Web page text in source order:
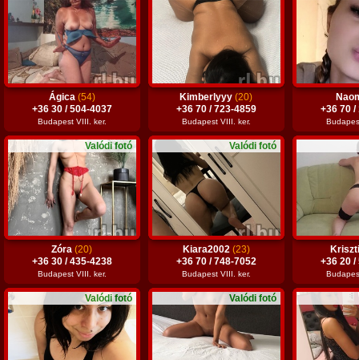
Ágica (54)
+36 30 / 504-4037
Budapest VIII. ker.
Kimberlyyy(20)
+36 70 / 723-4859
Budapest VIII. ker.
+36 70 /
Valódi fotó
Zóra(20)
+36 30 / 435-4238
Budapest VIII. ker.
Valódi fotó
Kiara2002 (23)
+36 70 / 748-7052
Budapest VIII. ker.
+36 20 /
Valódi fotó Valódi fotó